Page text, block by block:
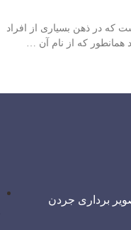
که در ذهن بسیاری از افراد
همانطور که از نام آن …
برداری جردن